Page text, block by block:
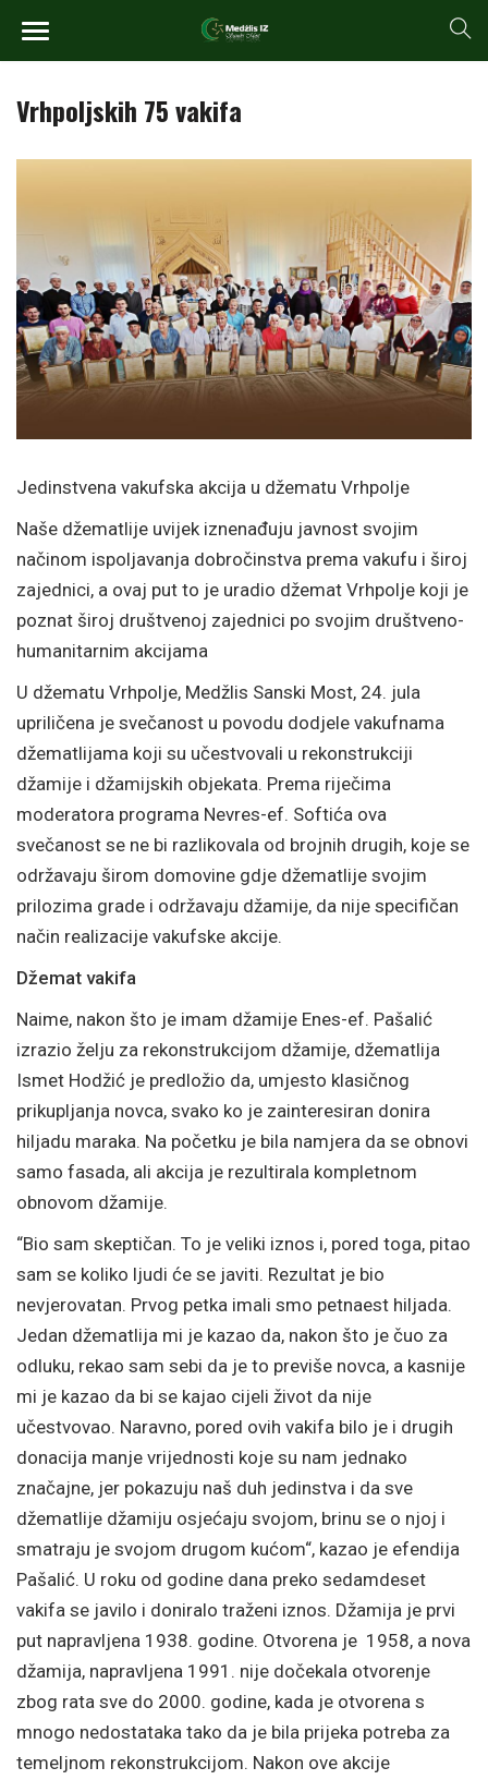
Vrhpoljskih 75 vakifa
Jedinstvena vakufska akcija u džematu Vrhpolje
Naše džematlije uvijek iznenađuju javnost svojim
načinom ispoljavanja dobročinstva prema vakufu i široj
zajednici, a ovaj put to je uradio džemat Vrhpolje koji je
poznat široj društvenoj zajednici po svojim društveno-
humanitarnim akcijama
U džematu Vrhpolje, Medžlis Sanski Most, 24. jula
upriličena je svečanost u povodu dodjele vakufnama
džematlijama koji su učestvovali u rekonstrukciji
džamije i džamijskih objekata. Prema riječima
moderatora programa Nevres-ef. Softića ova
svečanost se ne bi razlikovala od brojnih drugih, koje se
održavaju širom domovine gdje džematlije svojim
prilozima grade i održavaju džamije, da nije specifičan
način realizacije vakufske akcije.
Džemat vakifa
Naime, nakon što je imam džamije Enes-ef. Pašalić
izrazio želju za rekonstrukcijom džamije, džematlija
Ismet Hodžić je predložio da, umjesto klasičnog
prikupljanja novca, svako ko je zainteresiran donira
hiljadu maraka. Na početku je bila namjera da se obnovi
samo fasada, ali akcija je rezultirala kompletnom
obnovom džamije.
“Bio sam skeptičan. To je veliki iznos i, pored toga, pitao
sam se koliko ljudi će se javiti. Rezultat je bio
nevjerovatan. Prvog petka imali smo petnaest hiljada.
Jedan džematlija mi je kazao da, nakon što je čuo za
odluku, rekao sam sebi da je to previše novca, a kasnije
mi je kazao da bi se kajao cijeli život da nije
učestvovao. Naravno, pored ovih vakifa bilo je i drugih
donacija manje vrijednosti koje su nam jednako
značajne, jer pokazuju naš duh jedinstva i da sve
džematlije džamiju osjećaju svojom, brinu se o njoj i
smatraju je svojom drugom kućom“, kazao je efendija
Pašalić. U roku od godine dana preko sedamdeset
vakifa se javilo i doniralo traženi iznos. Džamija je prvi
put napravljena 1938. godine. Otvorena je 1958, a nova
džamija, napravljena 1991. nije dočekala otvorenje
zbog rata sve do 2000. godine, kada je otvorena s
mnogo nedostataka tako da je bila prijeka potreba za
temeljnom rekonstrukcijom. Nakon ove akcije